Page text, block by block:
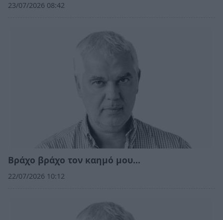
23/07/2026 08:42
Βράχο βράχο τον καημό μου…
22/07/2026 10:12